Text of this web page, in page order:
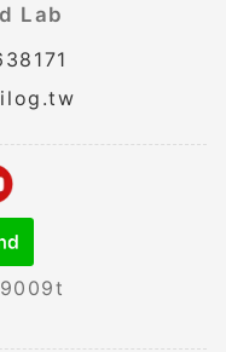
Lab